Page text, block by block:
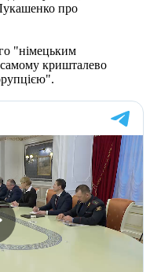
про
"німецьким
кришталево